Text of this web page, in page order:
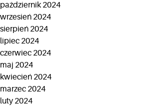
październik 2024
wrzesień 2024
sierpień 2024
lipiec 2024
czerwiec 2024
maj 2024
kwiecień 2024
marzec 2024
luty 2024